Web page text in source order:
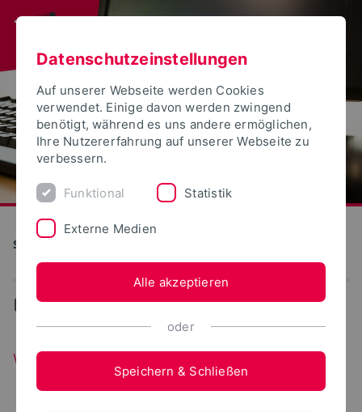
S(kim) - Service Kommunikation Information Medien
... WebPortale
WebPortale
Datenschutzeinstellungen
Auf unserer Webseite werden Cookies
verwendet. Einige davon werden zwingend
benötigt, während es uns andere ermöglichen,
Ihre Nutzererfahrung auf unserer Webseite zu
verbessern.
Funktional Statistik
Externe Medien
Alle akzeptieren
oder
Speichern & Schließen